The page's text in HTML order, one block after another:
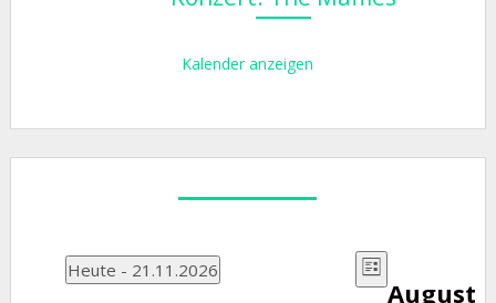
Kalender anzeigen
Veranstaltungen Liste
Heute - 21.11.2026
August